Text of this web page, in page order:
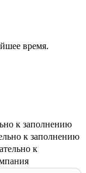
время.
к заполнению
к заполнению
к